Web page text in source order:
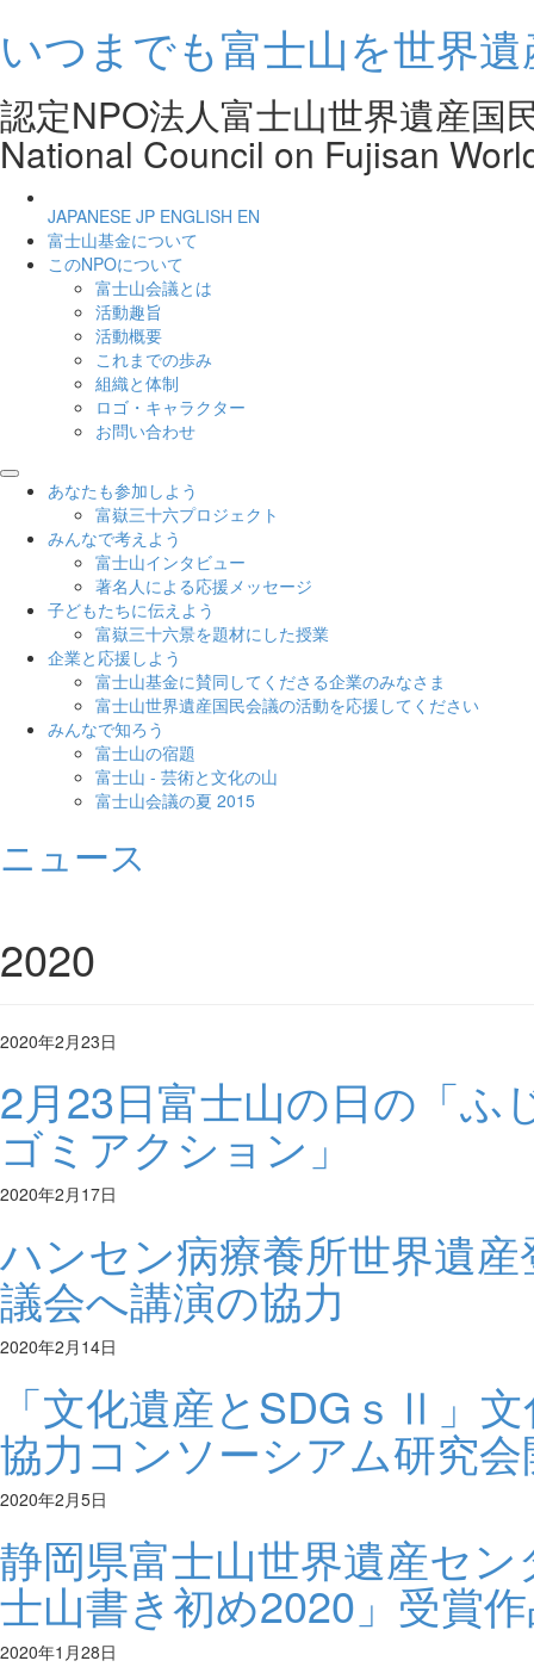
いつまでも富士山を世界
認定NPO法人富士山世界遺産
National Council on Fujisan
JAPANESE JP ENGLISH EN
富士山基金について
このNPOについて
富士山会議とは
活動趣旨
活動概要
これまでの歩み
組織と体制
ロゴ・キャラクター
お問い合わせ
あなたも参加しよう
富嶽三十六プロジェクト
みんなで考えよう
富士山インタビュー
著名人による応援メッセージ
子どもたちに伝えよう
富嶽三十六景を題材にした授業
企業と応援しよう
富士山基金に賛同してくださる企業のみなさま
富士山世界遺産国民会議の活動を応援してください
みんなで知ろう
富士山の宿題
富士山 - 芸術と文化の山
富士山会議の夏 2015
ニュース
2020
2020年2月23日
2月23日富士山の日の「ふ
ゴミアクション」
2020年2月17日
ハンセン病療養所世界遺
議会へ講演の協力
2020年2月14日
「文化遺産とSDGｓⅡ」
協力コンソーシアム研究
2020年2月5日
静岡県富士山世界遺産セ
士山書き初め2020」受賞
2020年1月28日